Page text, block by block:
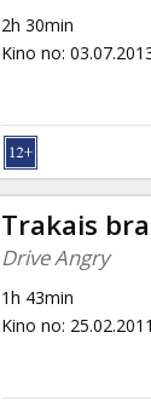
2h 30min
Kino no:
Trakais
Drive Angry
1h 43min
Kino no: 25.02.2011